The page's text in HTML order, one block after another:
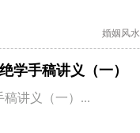
婚姻风水
学手稿讲义（一）
稿讲义（一）...